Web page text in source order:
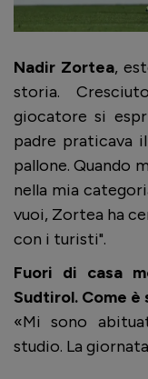
Nadir Zortea,
storia.
giocatore si
padre praticava
pallone. Quando
nella mia
vuoi, Zortea ha
con i turisti".
Fuori di casa
Sudtirol. Come è
«Mi sono
studio. La